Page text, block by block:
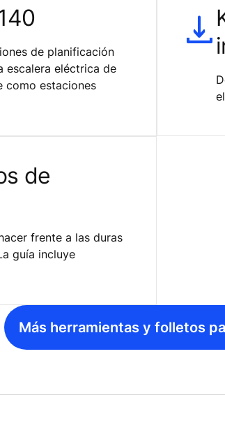
de planificación
escalera eléctrica de
como estaciones
de
frente a las duras
guía incluye
Más herramientas y folletos